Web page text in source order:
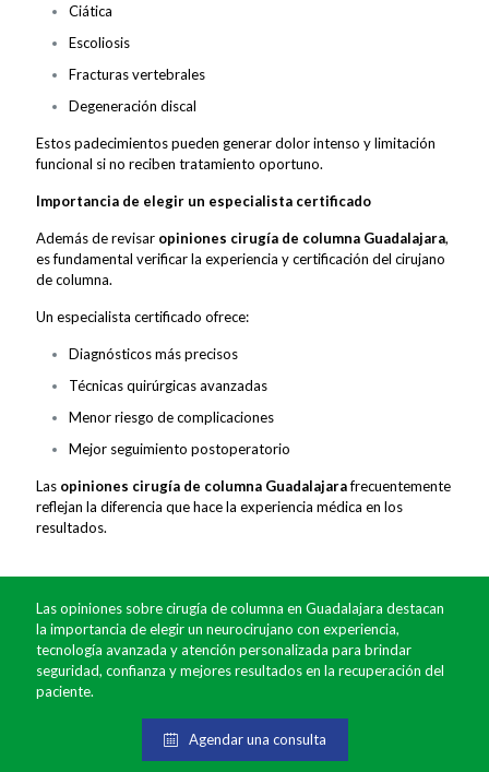
Ciática
Escoliosis
Fracturas vertebrales
Degeneración discal
Estos padecimientos pueden generar dolor intenso y limitación
funcional si no reciben tratamiento oportuno.
Importancia de elegir un especialista certificado
Además de revisar opiniones cirugía de columna Guadalajara,
es fundamental verificar la experiencia y certificación del cirujano
de columna.
Un especialista certificado ofrece:
Diagnósticos más precisos
Técnicas quirúrgicas avanzadas
Menor riesgo de complicaciones
Mejor seguimiento postoperatorio
Las opiniones cirugía de columna Guadalajarafrecuentemente
reflejan la diferencia que hace la experiencia médica en los
resultados.
Las opiniones sobre cirugía de columna en Guadalajara destacan
la importancia de elegir un neurocirujano con experiencia,
tecnología avanzada y atención personalizada para brindar
seguridad, confianza y mejores resultados en la recuperación del
paciente.
Agendar una consulta